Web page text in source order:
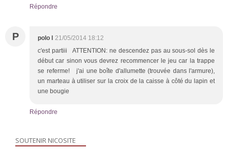
Répondre
P polo l 21/05/2014 18:12
c'est partiii ATTENTION: ne descendez pas au sous-sol dès le
début car sinon vous devrez recommencer le jeu car la trappe
se referme! j'ai une boîte d'allumette (trouvée dans l'armure),
un marteau à utiliser sur la croix de la caisse à côté du lapin et
une bougie
Répondre
SOUTENIR NICOSITE